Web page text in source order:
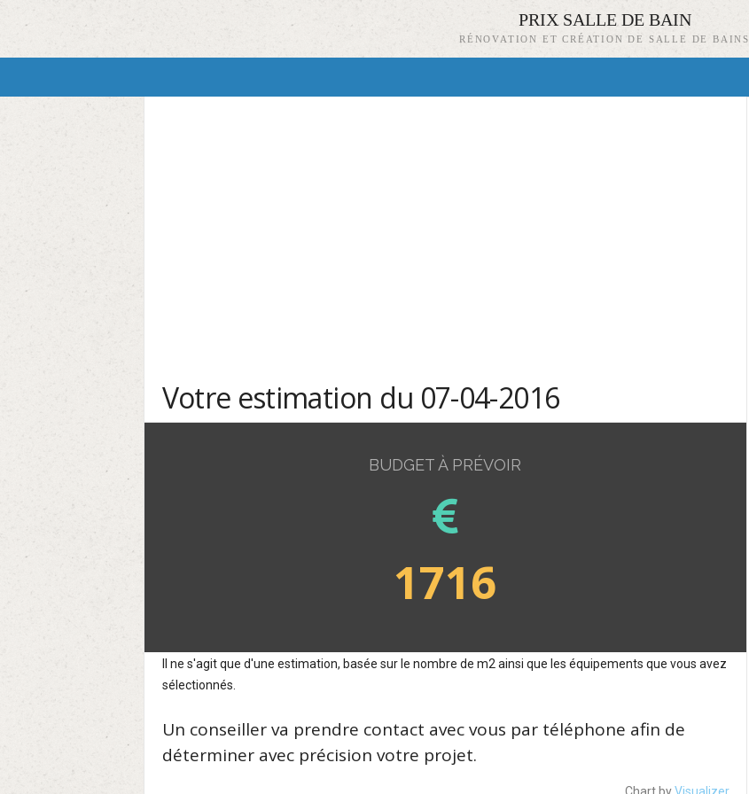
PRIX SALLE DE BAIN
RÉNOVATION ET CRÉATION DE SALLE DE BAINS
Votre estimation du 07-04-2016
BUDGET À PRÉVOIR
1716
Il ne s'agit que d'une estimation, basée sur le nombre de m2 ainsi que les équipements que vous avez
sélectionnés.
Un conseiller va prendre contact avec vous par téléphone afin de
déterminer avec précision votre projet.
Chart byVisualizer